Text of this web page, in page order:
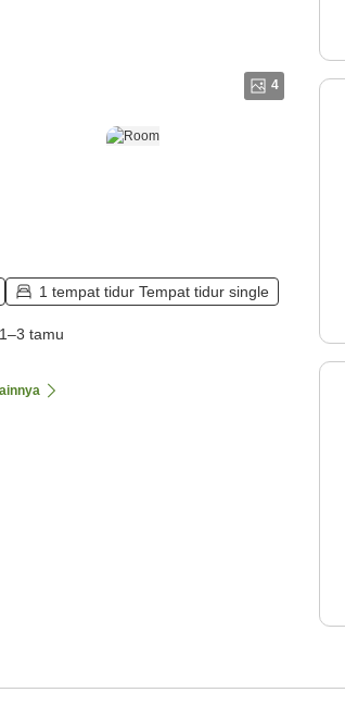
4
1 tempat tidur Tempat tidur single
1–3 tamu